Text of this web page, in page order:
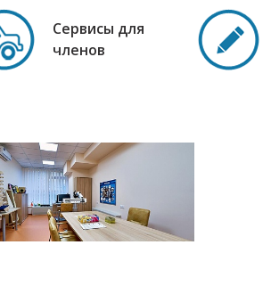
Сервисы для
членов